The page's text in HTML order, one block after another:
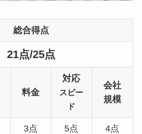
総合得点
21点/25点
料金
対応
スピー
ド
会社
規模
3点
5点
4点